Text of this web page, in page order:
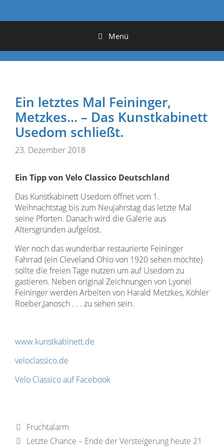
Menü
Ein letztes Mal Feininger,
Metzkes… – Das Kunstkabinett
Usedom schließt.
23. Dezember 2018
Ein Tipp von Velo Classico Deutschland
Das Kunstkabinett Usedom öffnet vom 1.
Weihnachtstag bis zum Neujahrstag das letzte Mal
seine Pforten. Danach wird die Galerie aus
Altersgründen aufgelöst.
Wer noch das wunderbar restaurierte Feininger
Fahrrad (ein Cleveland Ohio von 1920 sehen möchte)
sollte die freien Tage nutzen um auf Usedom zu
gastieren. Neben original Zeichnungen von Lyonel
Feininger werden Arbeiten von Harald Metzkes, Köhler
Roeber,Janosch . . . zu sehen sein.
www.kunstkabinett.de
veloclassico.de
Velo Classico auf Facebook
Fruchtalarm
Letzte Chance – Ende der Versteigerung heute 21